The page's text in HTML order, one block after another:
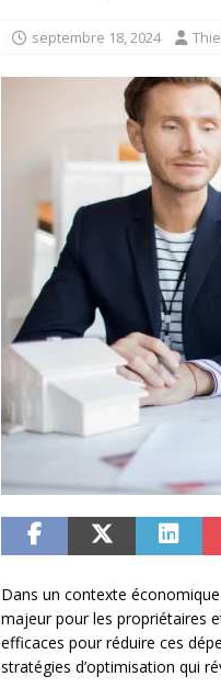
septembre 18, 2024
Dans un contexte
majeur pour les propriétaires
efficaces pour réduire ces
stratégies d’optimisation qui